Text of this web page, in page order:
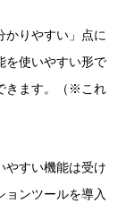
かりやすい」点に
を使いやすい形で
きます。（※これ
やすい機能は受け
ョンツールを導入